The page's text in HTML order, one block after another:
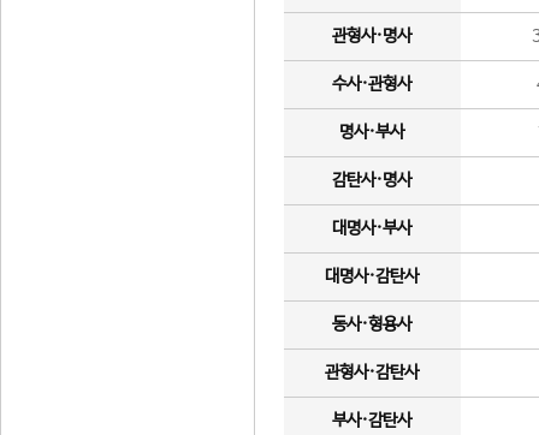
관형사·명사
수사·관형사
명사·부사
감탄사·명사
대명사·부사
대명사·감탄사
동사·형용사
관형사·감탄사
부사·감탄사